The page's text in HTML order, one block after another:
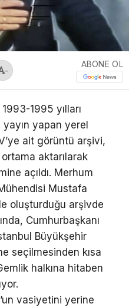
-
ABONE OL
1995 yılları
yapan yerel
ait görüntü arşivi,
aktarılarak
açıldı. Merhum
Mustafa
oluşturduğu arşivde
Cumhurbaşkanı
Büyükşehir
seçilmesinden kısa
halkına hitaben
vasiyetini yerine